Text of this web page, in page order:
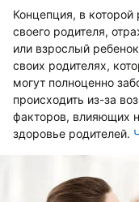
Концепция, в которой
своего родителя,
или взрослый
своих родителях,
могут полноценно
происходить из-за
факторов, влияющих
здоровье родителей.